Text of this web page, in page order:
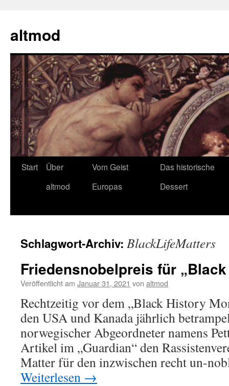
springen
altmod
Start
Über
altmod
Vom Geist
Europas
Das historische
Dessert
Schlagwort-Archiv: BlackLifeMatters
Friedensnobelpreis für
Veröffentlicht am Januar 31, 2021 von altmod
Rechtzeitig vor dem „Black History
den USA und Kanada jährlich
norwegischer Abgeordneter namens
Artikel im „Guardian“ den
Matter für den inzwischen recht un-
Weiterlesen →